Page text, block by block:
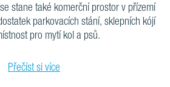
stane také komerční prostor v přízemí
parkovacích stání, sklepních kójí
pro mytí kol a psů.
Přečíst si více